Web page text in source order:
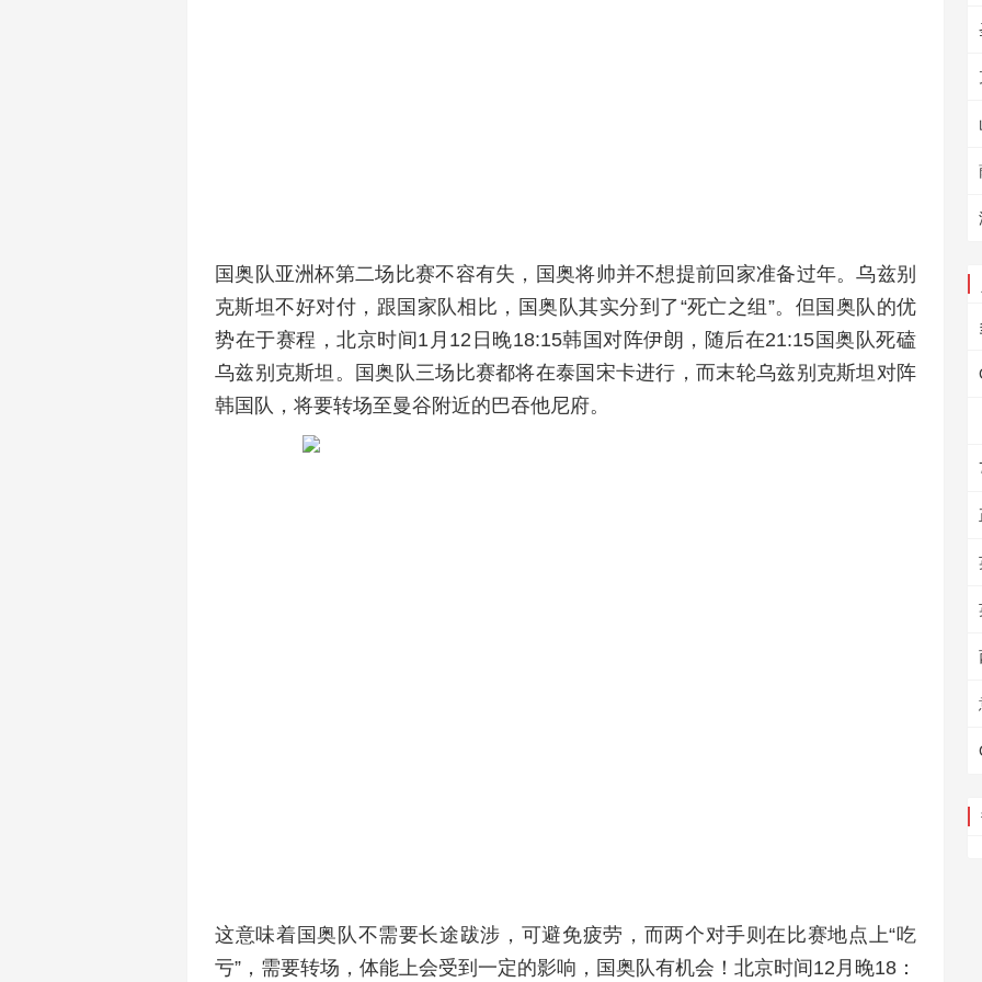
国奥队亚洲杯第二场比赛不容有失，国奥将帅并不想提前回家准备过年。乌兹别
克斯坦不好对付，跟国家队相比，国奥队其实分到了“死亡之组”。但国奥队的优
势在于赛程，北京时间1月12日晚18:15韩国对阵伊朗，随后在21:15国奥队死磕
乌兹别克斯坦。国奥队三场比赛都将在泰国宋卡进行，而末轮乌兹别克斯坦对阵
韩国队，将要转场至曼谷附近的巴吞他尼府。
这意味着国奥队不需要长途跋涉，可避免疲劳，而两个对手则在比赛地点上“吃
亏”，需要转场，体能上会受到一定的影响，国奥队有机会！北京时间12月晚18：